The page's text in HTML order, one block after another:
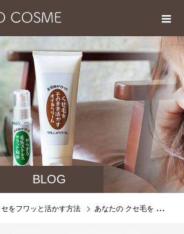
BLOG
をフワッと活かす方法 あなたの クセ毛を フワッとフワフワッと活かす方法